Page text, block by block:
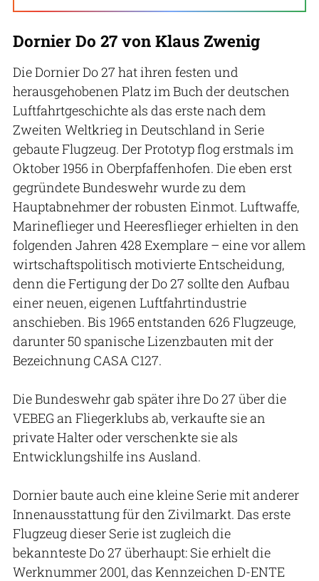
Dornier Do 27 von Klaus Zwenig
Die Dornier Do 27 hat ihren festen und
herausgehobenen Platz im Buch der deutschen
Luftfahrtgeschichte als das erste nach dem
Zweiten Weltkrieg in Deutschland in Serie
gebaute Flugzeug. Der Prototyp flog erstmals im
Oktober 1956 in Oberpfaffenhofen. Die eben erst
gegründete Bundeswehr wurde zu dem
Hauptabnehmer der robusten Einmot. Luftwaffe,
Marineflieger und Heeresflieger erhielten in den
folgenden Jahren 428 Exemplare – eine vor allem
wirtschaftspolitisch motivierte Entscheidung,
denn die Fertigung der Do 27 sollte den Aufbau
einer neuen, eigenen Luftfahrtindustrie
anschieben. Bis 1965 entstanden 626 Flugzeuge,
darunter 50 spanische Lizenzbauten mit der
Bezeichnung CASA C127.
Die Bundeswehr gab später ihre Do 27 über die
VEBEG an Fliegerklubs ab, verkaufte sie an
private Halter oder verschenkte sie als
Entwicklungshilfe ins Ausland.
Dornier baute auch eine kleine Serie mit anderer
Innenausstattung für den Zivilmarkt. Das erste
Flugzeug dieser Serie ist zugleich die
bekannteste Do 27 überhaupt: Sie erhielt die
Werknummer 2001, das Kennzeichen D-ENTE